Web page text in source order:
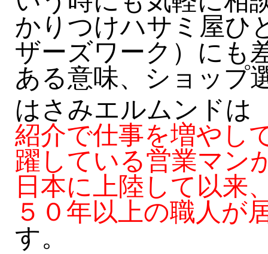
かりつけハサミ屋ひ
ザーズワーク）にも
ある意味、ショップ
はさみエルムンドは
紹介で仕事を増やし
躍している営業マン
日本に上陸して以来
５０年以上の職人が
す。